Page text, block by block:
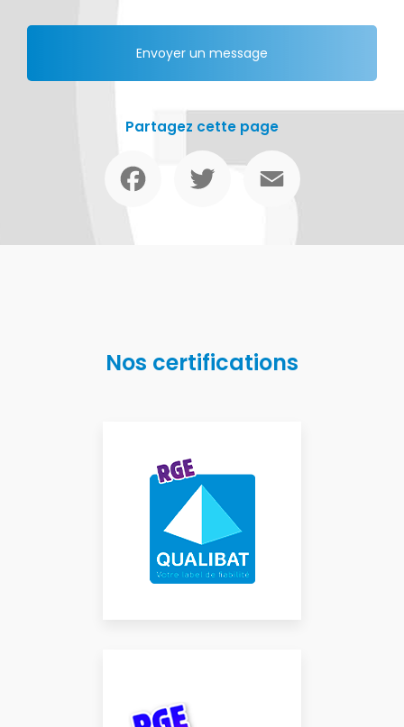
Envoyer un message
Partagez cette page
Facebook Twitter
Nos certifications